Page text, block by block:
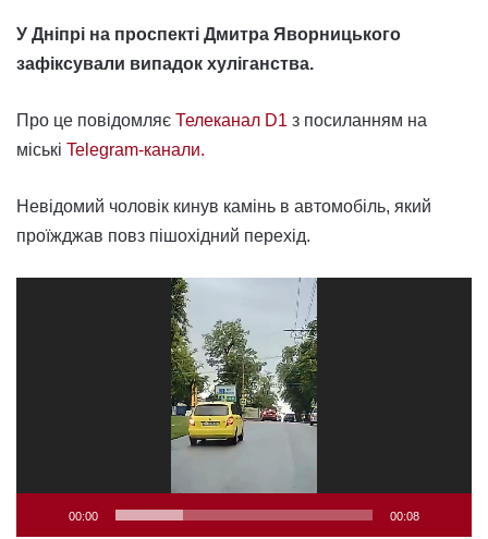
У Дніпрі на проспекті Дмитра Яворницького
зафіксували випадок хуліганства.
Про це повідомляє Телеканал D1 з посиланням на
міські Telegram-канали.
Невідомий чоловік кинув камінь в автомобіль, який
проїжджав повз пішохідний перехід.
00:00 00:08